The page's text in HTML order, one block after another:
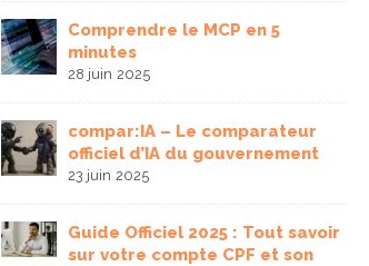
Comprendre le MCP en 5
minutes
28 juin 2025
compar:IA – Le comparateur
officiel d’IA du gouvernement
23 juin 2025
Guide Officiel 2025 : Tout savoir
sur votre compte CPF et son